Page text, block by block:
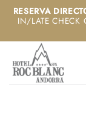
Saltar
contenido
RESERVA
IN/LATE CHECK